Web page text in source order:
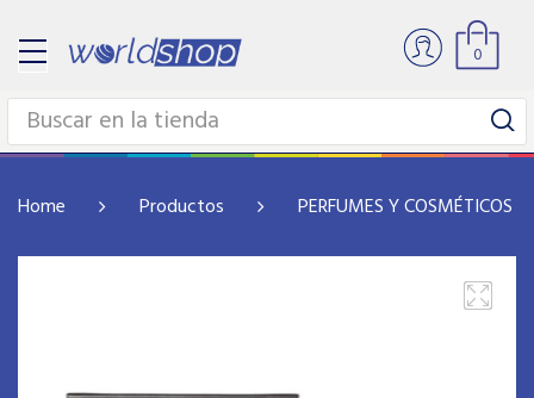
0
Home Productos PERFUMES Y COSMÉTICOS